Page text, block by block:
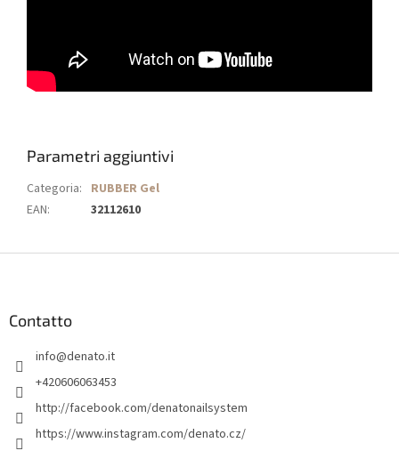
Parametri aggiuntivi
Categoria: RUBBER Gel
EAN: 32112610
Contatto
info@denato.it
+420606063453
http://facebook.com/denatonailsystem
https://www.instagram.com/denato.cz/